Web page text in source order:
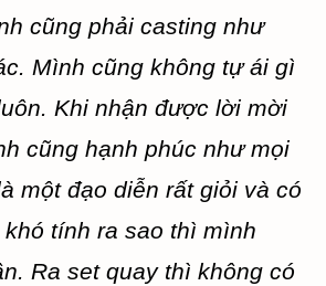
cũng phải casting như
Mình cũng không tự ái gì
Khi nhận được lời mời
cũng hạnh phúc như mọi
một đạo diễn rất giỏi và có
tính ra sao thì mình
Ra set quay thì không có